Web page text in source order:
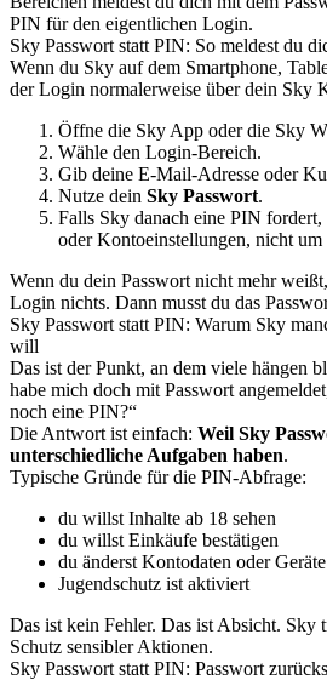
PIN für den eigentlichen Login.
Sky Passwort statt PIN: So meldest du
Wenn du Sky auf dem Smartphone,
der Login normalerweise über dein Sky
Öffne die Sky App oder die Sky
Wähle den Login-Bereich.
Gib deine E-Mail-Adresse oder
Nutze dein Sky Passwort.
Falls Sky danach eine PIN fordert,
oder Kontoeinstellungen, nicht
Wenn du dein Passwort nicht mehr
Login nichts. Dann musst du das
Sky Passwort statt PIN: Warum Sky
will
Das ist der Punkt, an dem viele hängen
habe mich doch mit Passwort
noch eine PIN?“
Die Antwort ist einfach: Weil Sky
unterschiedliche Aufgaben haben.
Typische Gründe für die PIN-Abfrage:
du willst Inhalte ab 18 sehen
du willst Einkäufe bestätigen
du änderst Kontodaten oder Geräte
Jugendschutz ist aktiviert
Das ist kein Fehler. Das ist Absicht. Sky
Schutz sensibler Aktionen.
Sky Passwort statt PIN: Passwort